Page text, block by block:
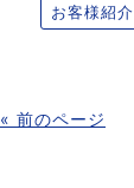
お客様紹介
« 前のページ